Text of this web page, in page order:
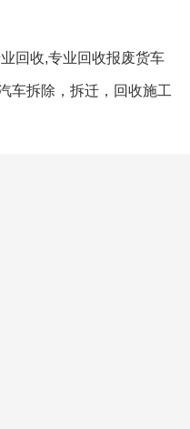
回收,专业回收报废货车
车拆除，拆迁，回收施工